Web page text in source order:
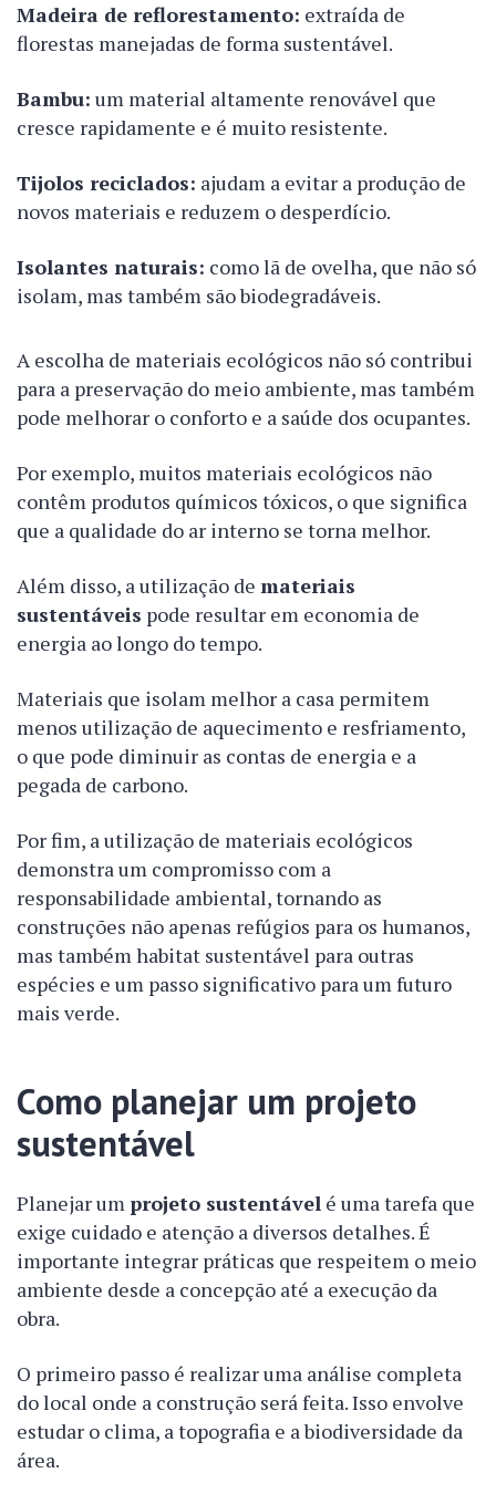
Madeira de reflorestamento: extraída de
florestas manejadas de forma sustentável.
Bambu: um material altamente renovável que
cresce rapidamente e é muito resistente.
Tijolos reciclados: ajudam a evitar a produção de
novos materiais e reduzem o desperdício.
Isolantes naturais: como lã de ovelha, que não só
isolam, mas também são biodegradáveis.
A escolha de materiais ecológicos não só contribui
para a preservação do meio ambiente, mas também
pode melhorar o conforto e a saúde dos ocupantes.
Por exemplo, muitos materiais ecológicos não
contêm produtos químicos tóxicos, o que significa
que a qualidade do ar interno se torna melhor.
Além disso, a utilização de materiais
sustentáveis pode resultar em economia de
energia ao longo do tempo.
Materiais que isolam melhor a casa permitem
menos utilização de aquecimento e resfriamento,
o que pode diminuir as contas de energia e a
pegada de carbono.
Por fim, a utilização de materiais ecológicos
demonstra um compromisso com a
responsabilidade ambiental, tornando as
construções não apenas refúgios para os humanos,
mas também habitat sustentável para outras
espécies e um passo significativo para um futuro
mais verde.
Como planejar um projeto
sustentável
Planejar um projeto sustentável é uma tarefa que
exige cuidado e atenção a diversos detalhes. É
importante integrar práticas que respeitem o meio
ambiente desde a concepção até a execução da
obra.
O primeiro passo é realizar uma análise completa
do local onde a construção será feita. Isso envolve
estudar o clima, a topografia e a biodiversidade da
área.